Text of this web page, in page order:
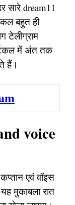
सारे dream11
बहुत ही
टेलीग्राम
में अंत तक
हैं।
voice
एवं वॉइस
मुकाबला रात